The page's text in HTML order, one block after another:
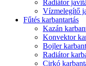
Radiátor
Vízmelegítő
Fűtés karbantartás
Kazán
Konvektor
Bojler
Radiátor
Cirkó